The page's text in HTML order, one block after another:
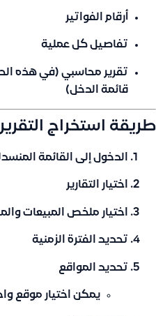
أرقام الفواتير
تفاصيل كل عملية
تقرير محاسبي (في هذه
قائمة الدخل)
طريقة استخراج التقرير
الدخول إلى القائمة
اختيار التقارير
اختيار ملخص المبيعات
تحديد الفترة الزمنية
تحديد المواقع
يمكن اختيار موقع